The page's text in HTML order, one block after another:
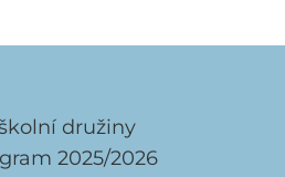
družiny
2025/2026